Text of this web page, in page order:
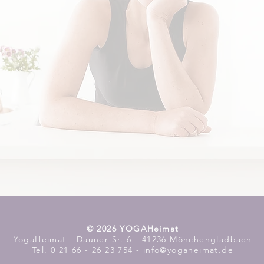
​© 2026 YOGAHeimat
YogaHeimat - Dauner Sr. 6 - 41236 Mönchengladbach
Tel. 0 21 66 - 26 23 754 - info@yogaheimat.de